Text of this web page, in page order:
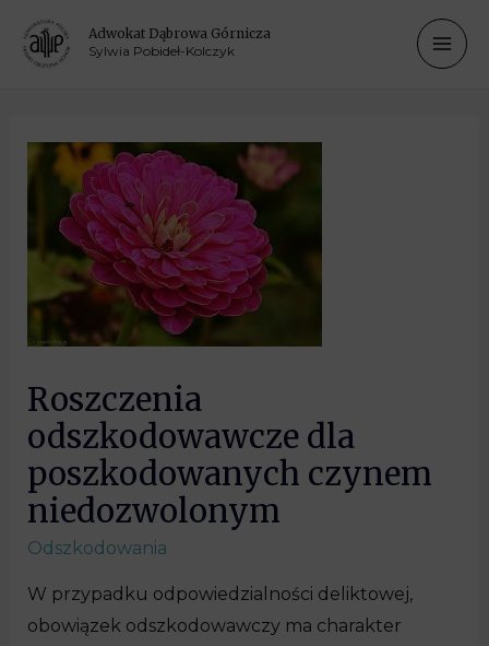
Adwokat Dąbrowa Górnicza
Sylwia Pobideł-Kolczyk
Roszczenia
odszkodowawcze dla
poszkodowanych czynem
niedozwolonym
Odszkodowania
W przypadku odpowiedzialności deliktowej,
obowiązek odszkodowawczy ma charakter